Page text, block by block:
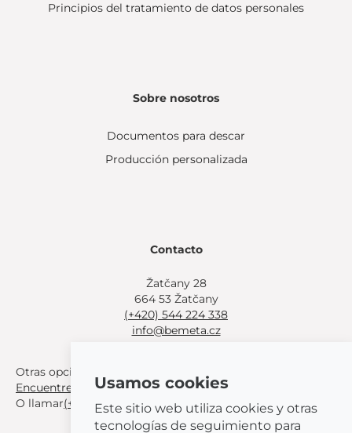
Principios del tratamiento de datos personales
Sobre nosotros
Documentos para descar
Producción personalizada
Contacto
Žatčany 28
664 53 Žatčany
(+420) 544 224 338
info@bemeta.cz
Otras opciones de compra:
Encuentre un distribuidor cerca de usted
O llamar(+420) 544 224 338.
Usamos cookies
Este sitio web utiliza cookies y otras
tecnologías de seguimiento para